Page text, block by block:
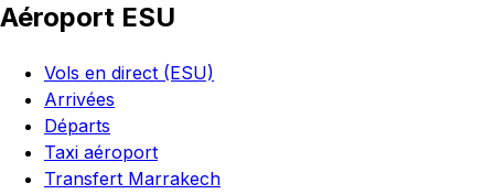
Aéroport ESU
Vols en direct (ESU)
Arrivées
Départs
Taxi aéroport
Transfert Marrakech